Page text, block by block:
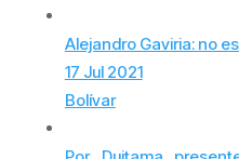
Alejandro Gaviria: no
17 Jul 2021
Bolívar